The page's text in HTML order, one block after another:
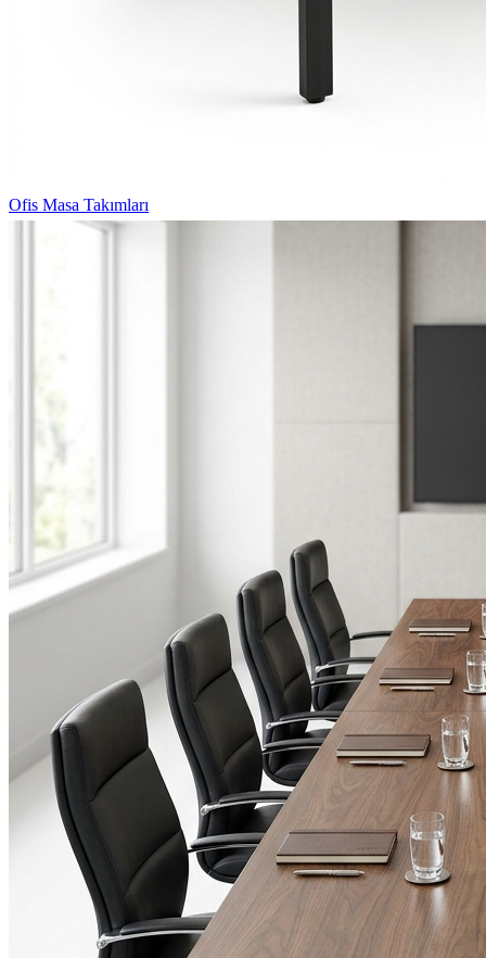
Ofis Masa Takımları